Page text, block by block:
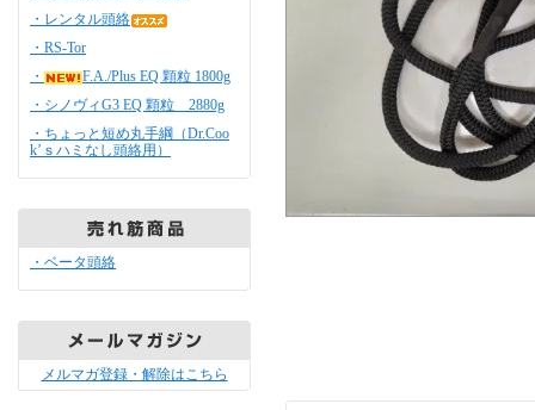
・レンタル頭絡
・RS-Tor
・
F.A./Plus EQ 顆粒 1800g
・シノヴィG3 EQ 顆粒 2880g
・ちょっと短め丸手綱（Dr.Coo
k’ｓハミなし頭絡用）
・ベータ頭絡
メルマガ登録・解除はこちら